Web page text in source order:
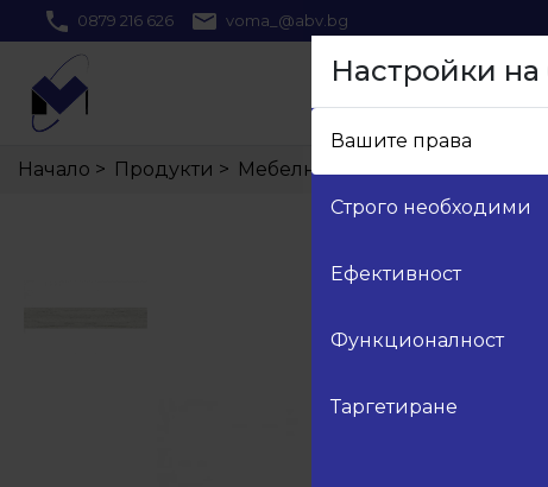
0879 216 626 voma_@abv.bg
Настройки на
Вашите права
Строго необходими
Ефективност
Функционалност
Таргетиране
>
Начало >
Продукти >
Мебелни кантове 461 Кант